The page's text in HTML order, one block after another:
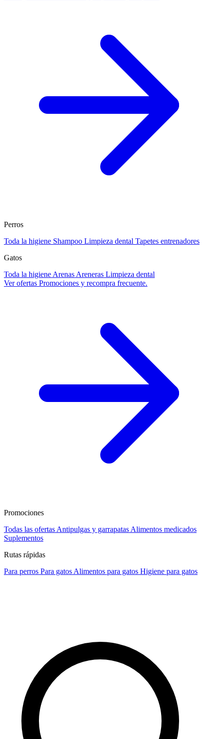
Perros
Toda la higiene Shampoo Limpieza dental Tapetes entrenadores
Gatos
Toda la higiene Arenas Areneras Limpieza dental
Ver ofertas Promociones y recompra frecuente.
Promociones
Todas las ofertas Antipulgas y garrapatas Alimentos medicados
Suplementos
Rutas rápidas
Para perros Para gatos Alimentos para gatos Higiene para gatos